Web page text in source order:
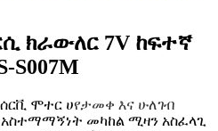
ክራውለር 7V ከፍተኛ
S007M
ሞተር ሀየታመቀ እና ሁለገብ
አስተማማኝነት መካከል ሚዛን አስፈላጊ